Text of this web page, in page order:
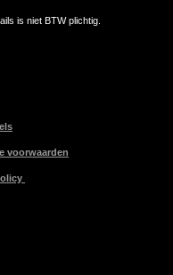
is niet BTW plichtig.
voorwaarden